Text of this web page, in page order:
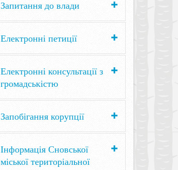
Запитання до влади
Електронні петиції
Електронні консультації з
громадськістю
Запобігання корупції
Інформація Сновської
міської територіальної